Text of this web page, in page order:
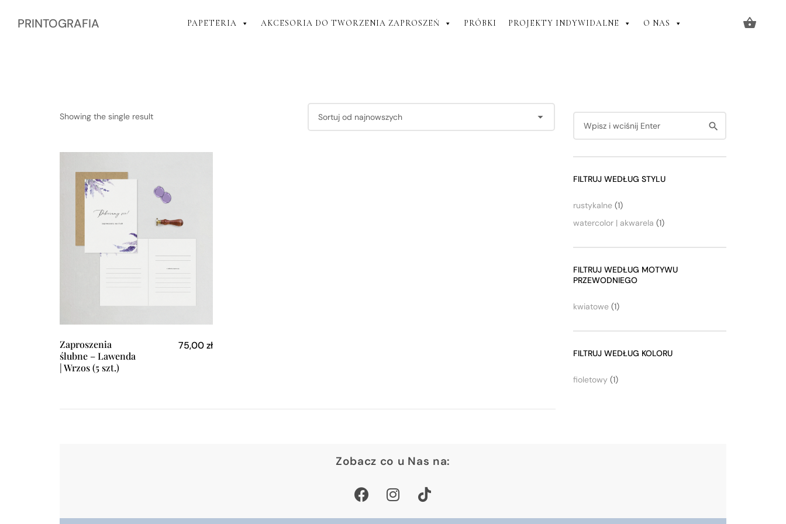
PRINTOGRAFIA PAPETERIA AKCESORIA DO TWORZENIA ZAPROSZEŃ PRÓBKI PROJEKTY INDYWIDALNE O NAS
Showing the single result
Zaproszenia
ślubne – Lawenda
| Wrzos (5 szt.)
75,00zł
FILTRUJ WEDŁUG STYLU
rustykalne (1)
watercolor | akwarela (1)
FILTRUJ WEDŁUG MOTYWU
PRZEWODNIEGO
kwiatowe (1)
FILTRUJ WEDŁUG KOLORU
fioletowy (1)
Zobacz co u Nas na: